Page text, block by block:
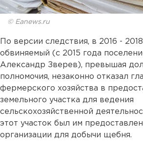
© Eanews.ru
По версии следствия, в 2016 -
обвиняемый (с 2015 года
Александр Зверев), превышая
полномочия, незаконно отказал
фермерского хозяйства в
земельного участка для ведения
сельскохозяйственной
этот участок был им
организации для добычи щебня.